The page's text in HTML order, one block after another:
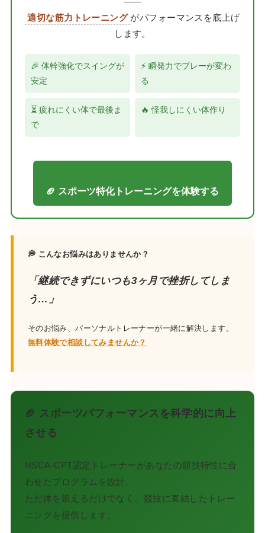
——
適切な筋力トレーニング がパフォーマンスを底上げ
します。
🎉 体幹強化でスイングが
安定
⚡ 瞬発力でプレーが変わ
る
⏳ 疲れにくい体で最後ま
で
🔥 怪我しにくい体作り
🏈 スポーツ特化トレーニングを体験する
💭 こんなお悩みはありませんか？
「継続できずにいつも3ヶ月で挫折してしま
う…」
そのお悩み、パーソナルトレーナーが一緒に解決します。
無料体験で相談してみませんか？
🏈 スポーツパフォーマンスを科学的に向上
させる
NSCA-CPT認定トレーナーがあなたの競技特性に合
わせたプログラムを設計。
ただ体を鍛えるだけでなく、競技に直結したトレー
ニングを提供します。